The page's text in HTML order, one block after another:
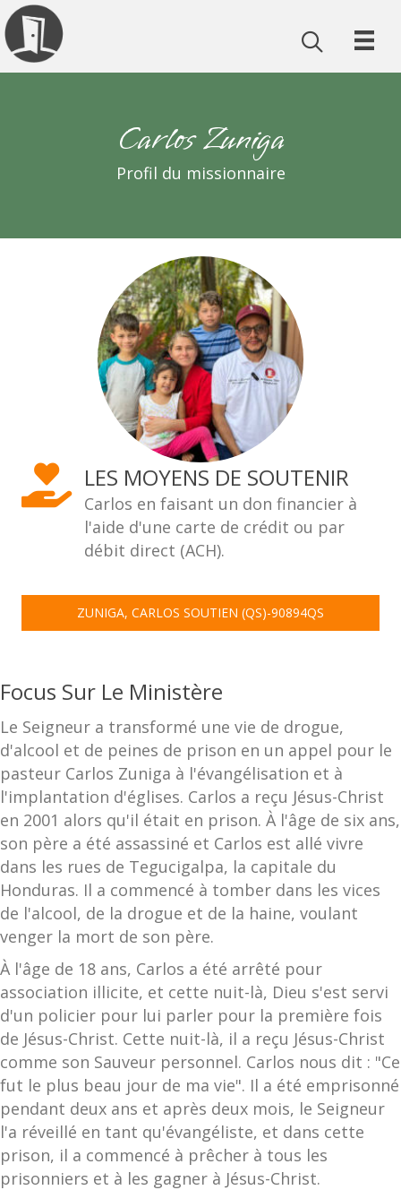
Carlos Zuniga
Profil du missionnaire
Focus Sur Le Ministère
Le Seigneur a transformé une vie de drogue,
d'alcool et de peines de prison en un appel pour le
pasteur Carlos Zuniga à l'évangélisation et à
l'implantation d'églises. Carlos a reçu Jésus-Christ
en 2001 alors qu'il était en prison. À l'âge de six ans,
son père a été assassiné et Carlos est allé vivre
dans les rues de Tegucigalpa, la capitale du
Honduras. Il a commencé à tomber dans les vices
de l'alcool, de la drogue et de la haine, voulant
venger la mort de son père.
À l'âge de 18 ans, Carlos a été arrêté pour
association illicite, et cette nuit-là, Dieu s'est servi
d'un policier pour lui parler pour la première fois
de Jésus-Christ. Cette nuit-là, il a reçu Jésus-Christ
comme son Sauveur personnel. Carlos nous dit : "Ce
fut le plus beau jour de ma vie". Il a été emprisonné
pendant deux ans et après deux mois, le Seigneur
l'a réveillé en tant qu'évangéliste, et dans cette
prison, il a commencé à prêcher à tous les
prisonniers et à les gagner à Jésus-Christ.
LES MOYENS DE SOUTENIR
Carlos en faisant un don financier à
l'aide d'une carte de crédit ou par
débit direct (ACH).
ZUNIGA, CARLOS SOUTIEN (QS)-90894QS